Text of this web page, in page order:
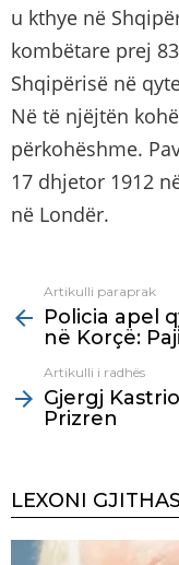
u kthye në
kombëtare prej
Shqipërisë në
Në të njëjtën
përkohëshme.
17 dhjetor 1912
në Londër.
more
Artikulli paraprak
Policia apel
në Korçë:
Artikulli i radhës
Gjergj
Prizren
LEXONI